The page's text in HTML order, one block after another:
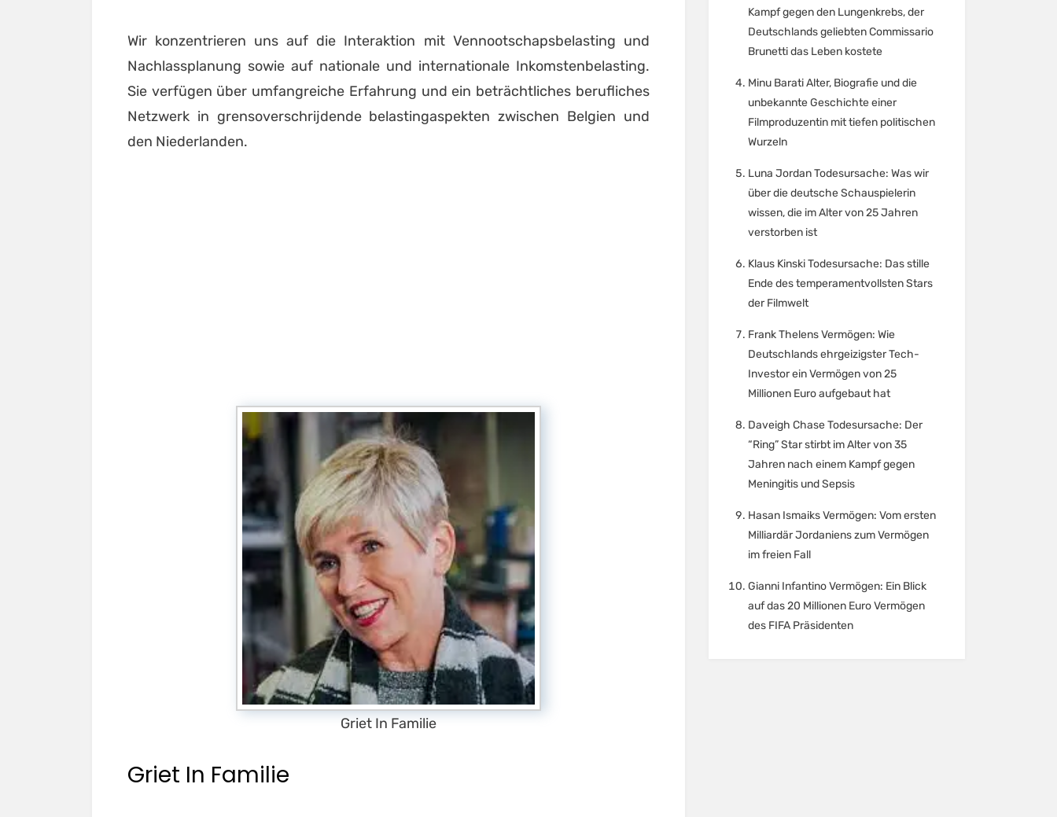
Wir konzentrieren uns auf die Interaktion mit Vennootschapsbelasting und
Nachlassplanung sowie auf nationale und internationale Inkomstenbelasting.
Sie verfügen über umfangreiche Erfahrung und ein beträchtliches berufliches
Netzwerk in grensoverschrijdende belastingaspekten zwischen Belgien und
den Niederlanden.
Griet In Familie
Griet In Familie
Kampf gegen den Lungenkrebs, der
Deutschlands geliebten Commissario
Brunetti das Leben kostete
Minu Barati Alter, Biografie und die
unbekannte Geschichte einer
Filmproduzentin mit tiefen politischen
Wurzeln
Luna Jordan Todesursache: Was wir
über die deutsche Schauspielerin
wissen, die im Alter von 25 Jahren
verstorben ist
Klaus Kinski Todesursache: Das stille
Ende des temperamentvollsten Stars
der Filmwelt
Frank Thelens Vermögen: Wie
Deutschlands ehrgeizigster Tech-
Investor ein Vermögen von 25
Millionen Euro aufgebaut hat
Daveigh Chase Todesursache: Der
“Ring” Star stirbt im Alter von 35
Jahren nach einem Kampf gegen
Meningitis und Sepsis
Hasan Ismaiks Vermögen: Vom ersten
Milliardär Jordaniens zum Vermögen
im freien Fall
Gianni Infantino Vermögen: Ein Blick
auf das 20 Millionen Euro Vermögen
des FIFA Präsidenten